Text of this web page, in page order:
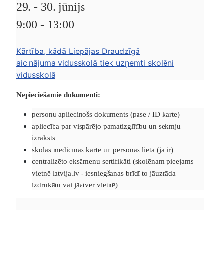
29. - 30. jūnijs
9:00 - 13:00
Kārtība, kādā Liepājas Draudzīgā
aicinājuma vidusskolā tiek uzņemti skolēni
vidusskolā
Nepieciešamie dokumenti:
personu apliecinošs dokuments (pase / ID karte)
apliecība par vispārējo pamatizglītību un sekmju
izraksts
skolas medicīnas karte un personas lieta (ja ir)
centralizēto eksāmenu sertifikāti (skolēnam pieejams
vietnē latvija.lv - iesniegšanas brīdī to jāuzrāda
izdrukātu vai jāatver vietnē)